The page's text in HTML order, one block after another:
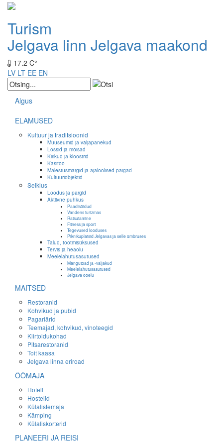
Turism
Jelgava linn Jelgava maakond
17.2 C°
LV LT EE EN
Algus
ELAMUSED
Kultuur ja traditsioonid
Muuseumid ja väljapanekud
Lossid ja mõisad
Kirikud ja kloostrid
Käsitöö
Mälestusmärgid ja ajaloolised paigad
Kultuuriobjektid
Seiklus
Loodus ja pargid
Aktiivne puhkus
Paadisõidud
Vandens turizmas
Ratsutamine
Fitness ja sport
Tegevused looduses
Piknikuplatsid Jelgavas ja selle ümbruses
Talud, tootmisüksused
Tervis ja heaolu
Meelelahutusasutused
Mängutoad ja -väljakud
Meelelahutusasutused
Jelgava ööelu
MAITSED
Restoranid
Kohvikud ja pubid
Pagariärid
Teemajad, kohvikud, vinoteegid
Kiirtoidukohad
Pitsarestoranid
Toit kaasa
Jelgava linna eriroad
ÖÖMAJA
Hotell
Hostelid
Külalistemaja
Kämping
Külaliskorterid
PLANEERI JA REISI